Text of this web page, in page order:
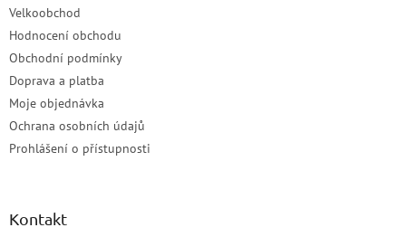
Velkoobchod
Hodnocení obchodu
Obchodní podmínky
Doprava a platba
Moje objednávka
Ochrana osobních údajů
Prohlášení o přístupnosti
Kontakt